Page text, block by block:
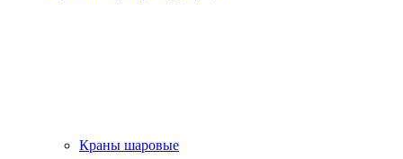
Краны шаровые